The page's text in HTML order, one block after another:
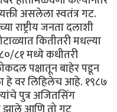
असलेला स्वतंत्र गट.
राष्ट्रीय जनता दलाशी
कितीतरी मधल्या
८१ मध्ये कधीतरी
पक्षातून बाहेर पडून
हे वर लिहिलेच आहे. १९८७
पुत्र अजितसिंग